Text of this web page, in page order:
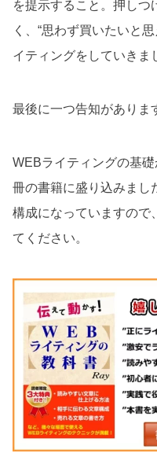
を提示すること。押しつ
く、“思わず買いたいと
イティングをしていきま
最後に一つ告知がありま
WEBライティングの基
冊の書籍に盛り込みまし
構成になっていますので
てください。